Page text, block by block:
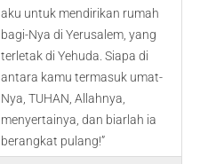
aku untuk mendirikan rumah
bagi-Nya di Yerusalem, yang
terletak di Yehuda. Siapa di
antara kamu termasuk umat-
Nya, TUHAN, Allahnya,
menyertainya, dan biarlah ia
berangkat pulang!”